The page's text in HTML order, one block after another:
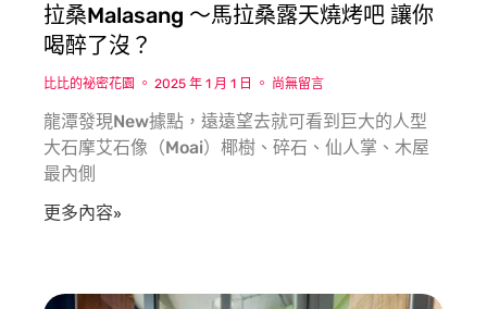
拉桑Malasang ～馬拉桑露天燒烤吧 讓你
喝醉了沒？
比比的祕密花園 2025 年 1 月 1 日 尚無留言
龍潭發現New據點，遠遠望去就可看到巨大的人型
大石摩艾石像（Moai）椰樹、碎石、仙人掌、木屋
最內側
更多內容»